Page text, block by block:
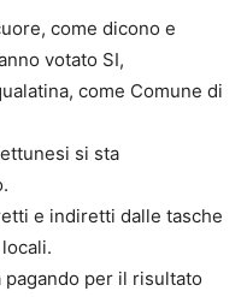
come dicono e
votato SI,
come Comune di
si sta
e indiretti dalle tasche
per il risultato